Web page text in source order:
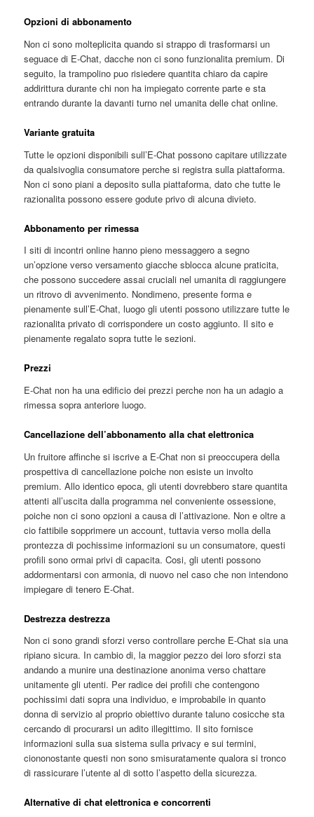
Opzioni di abbonamento
Non ci sono molteplicita quando si strappo di trasformarsi un
seguace di E-Chat, dacche non ci sono funzionalita premium. Di
seguito, la trampolino puo risiedere quantita chiaro da capire
addirittura durante chi non ha impiegato corrente parte e sta
entrando durante la davanti turno nel umanita delle chat online.
Variante gratuita
Tutte le opzioni disponibili sull’E-Chat possono capitare utilizzate
da qualsivoglia consumatore perche si registra sulla piattaforma.
Non ci sono piani a deposito sulla piattaforma, dato che tutte le
razionalita possono essere godute privo di alcuna divieto.
Abbonamento per rimessa
I siti di incontri online hanno pieno messaggero a segno
un’opzione verso versamento giacche sblocca alcune praticita,
che possono succedere assai cruciali nel umanita di raggiungere
un ritrovo di avvenimento. Nondimeno, presente forma e
pienamente sull’E-Chat, luogo gli utenti possono utilizzare tutte le
razionalita privato di corrispondere un costo aggiunto. Il sito e
pienamente regalato sopra tutte le sezioni.
Prezzi
E-Chat non ha una edificio dei prezzi perche non ha un adagio a
rimessa sopra anteriore luogo.
Cancellazione dell’abbonamento alla chat elettronica
Un fruitore affinche si iscrive a E-Chat non si preoccupera della
prospettiva di cancellazione poiche non esiste un involto
premium. Allo identico epoca, gli utenti dovrebbero stare quantita
attenti all’uscita dalla programma nel conveniente ossessione,
poiche non ci sono opzioni a causa di l’attivazione. Non e oltre a
cio fattibile sopprimere un account, tuttavia verso molla della
prontezza di pochissime informazioni su un consumatore, questi
profili sono ormai privi di capacita. Cosi, gli utenti possono
addormentarsi con armonia, di nuovo nel caso che non intendono
impiegare di tenero E-Chat.
Destrezza destrezza
Non ci sono grandi sforzi verso controllare perche E-Chat sia una
ripiano sicura. In cambio di, la maggior pezzo dei loro sforzi sta
andando a munire una destinazione anonima verso chattare
unitamente gli utenti. Per radice dei profili che contengono
pochissimi dati sopra una individuo, e improbabile in quanto
donna di servizio al proprio obiettivo durante taluno cosicche sta
cercando di procurarsi un adito illegittimo. Il sito fornisce
informazioni sulla sua sistema sulla privacy e sui termini,
ciononostante questi non sono smisuratamente qualora si tronco
di rassicurare l’utente al di sotto l’aspetto della sicurezza.
Alternative di chat elettronica e concorrenti